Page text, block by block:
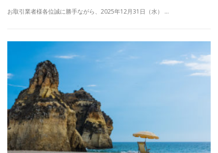
お取引業者様各位誠に勝手ながら、2025年12月31日（水） …